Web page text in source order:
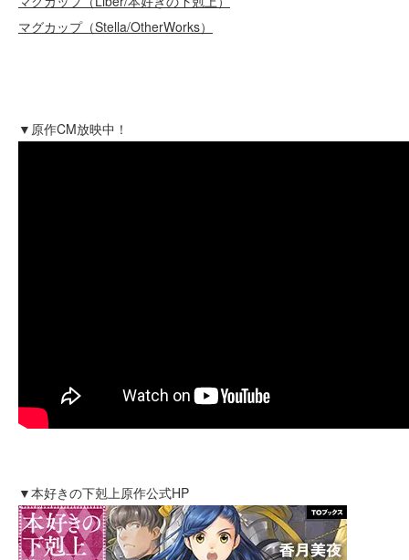
マグカップ（Stella/OtherWorks）
▼原作CM放映中！
▼本好きの下剋上原作公式HP